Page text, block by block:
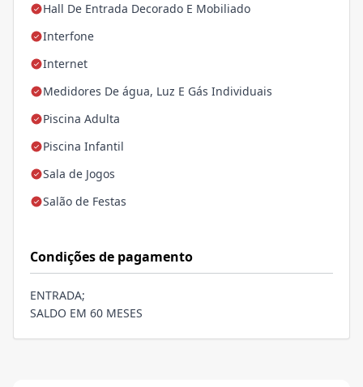
Hall De Entrada Decorado E Mobiliado
Interfone
Internet
Medidores De água, Luz E Gás Individuais
Piscina Adulta
Piscina Infantil
Sala de Jogos
Salão de Festas
Condições de pagamento
ENTRADA;
SALDO EM 60 MESES